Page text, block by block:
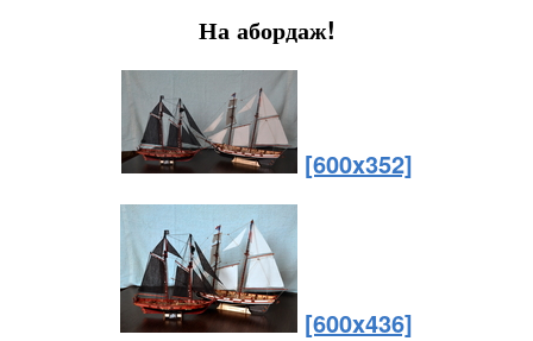
На абордаж!
[600x352]
[600x436]